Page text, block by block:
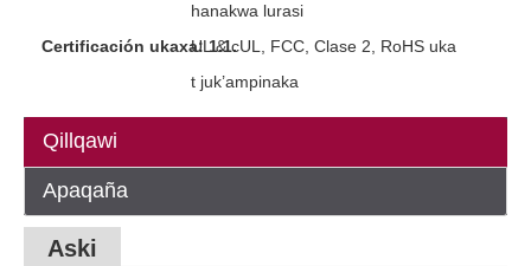
hanakwa lurasi
Certificación ukaxa: 1.1.UL & cUL, FCC, Clase 2, RoHS uka
t juk’ampinaka
Qillqawi
Apaqaña
Aski